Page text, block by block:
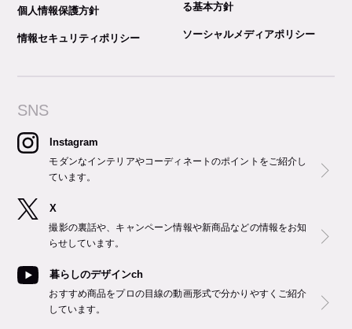
個人情報保護方針
情報セキュリティポリシー
る基本方針
ソーシャルメディアポリシー
SNS
Instagram
モダンなインテリアやコーディネートのポイントをご紹介し
ています。
X
撮影の裏話や、キャンペーン情報や新商品などの情報をお知
らせしています。
暮らしのデザインch
おすすめ商品をプロの目線の動画形式で分かりやすくご紹介
しています。